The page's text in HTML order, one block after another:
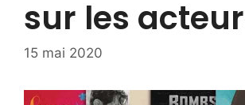
sur les
15 mai 2020